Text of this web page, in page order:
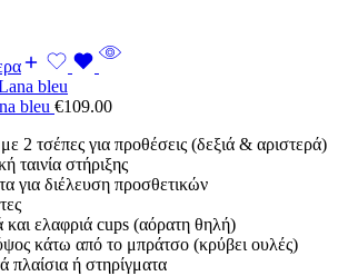
bleu €109.00
2 τσέπες για προθέσεις (δεξιά & αριστερά)
ταινία στήριξης
για διέλευση προσθετικών
και ελαφριά cups (αόρατη θηλή)
κάτω από το μπράτσο (κρύβει ουλές)
πλαίσια ή στηρίγματα